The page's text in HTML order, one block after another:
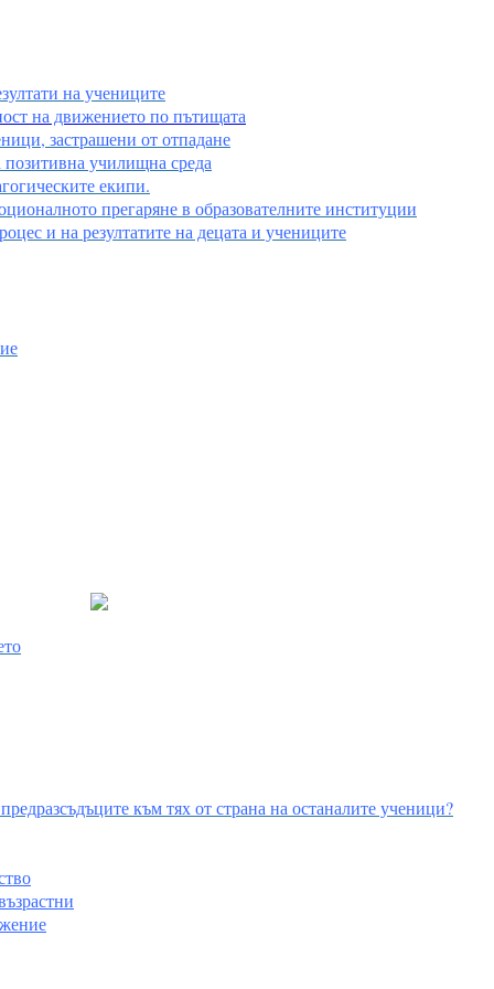
на учениците
на движението по пътищата
застрашени от отпадане
позитивна училищна среда
екипи.
прегаряне в образователните институции
и на резултатите на децата и учениците
към тях от страна на останалите ученици?